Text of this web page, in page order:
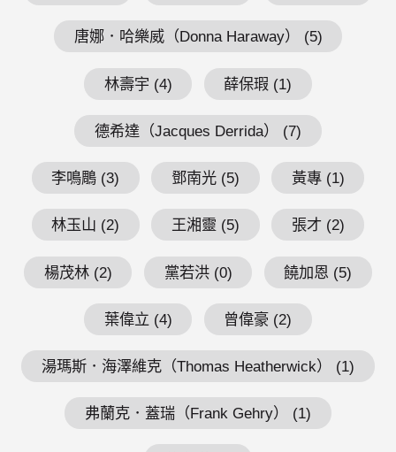
唐娜．哈樂威（Donna Haraway） (5)
林壽宇 (4) 薛保瑕 (1)
德希達（Jacques Derrida） (7)
李鳴鵰 (3) 鄧南光 (5) 黃專 (1)
林玉山 (2) 王湘靈 (5) 張才 (2)
楊茂林 (2) 黨若洪 (0) 饒加恩 (5)
葉偉立 (4) 曾偉豪 (2)
湯瑪斯．海澤維克（Thomas Heatherwick） (1)
弗蘭克．蓋瑞（Frank Gehry） (1)